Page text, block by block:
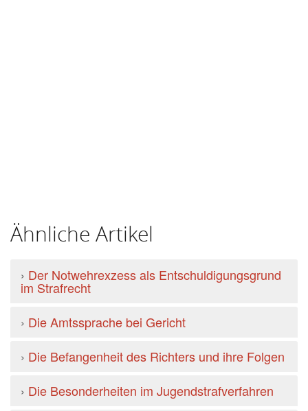
Ähnliche Artikel
› Der Notwehrexzess als Entschuldigungsgrund
im Strafrecht
› Die Amtssprache bei Gericht
› Die Befangenheit des Richters und ihre Folgen
› Die Besonderheiten im Jugendstrafverfahren